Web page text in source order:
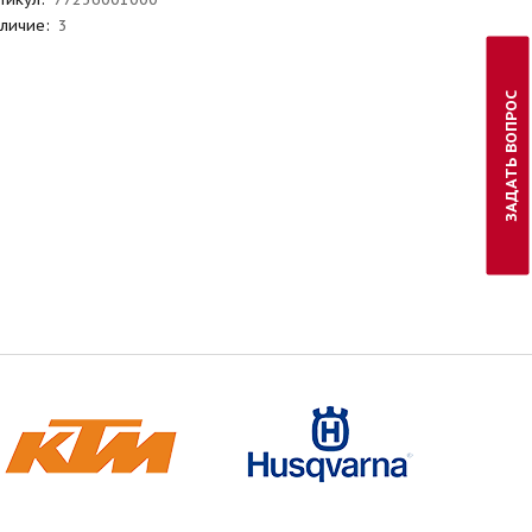
3
ЗАДАТЬ ВОПРОС